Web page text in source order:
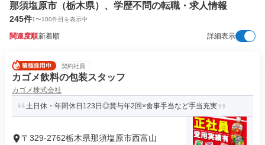
那須塩原市（栃木県）、学歴不問の転職・求人情報
245件1〜100件目を表示中
関連度順新着順 詳細表示
契約社員
カゴメ飲料の包装スタッフ
カゴメ株式会社
土日休・年間休日123日◎賞与年2回×食事手当など手当充実
〒329-2762栃木県那須塩原市西富山